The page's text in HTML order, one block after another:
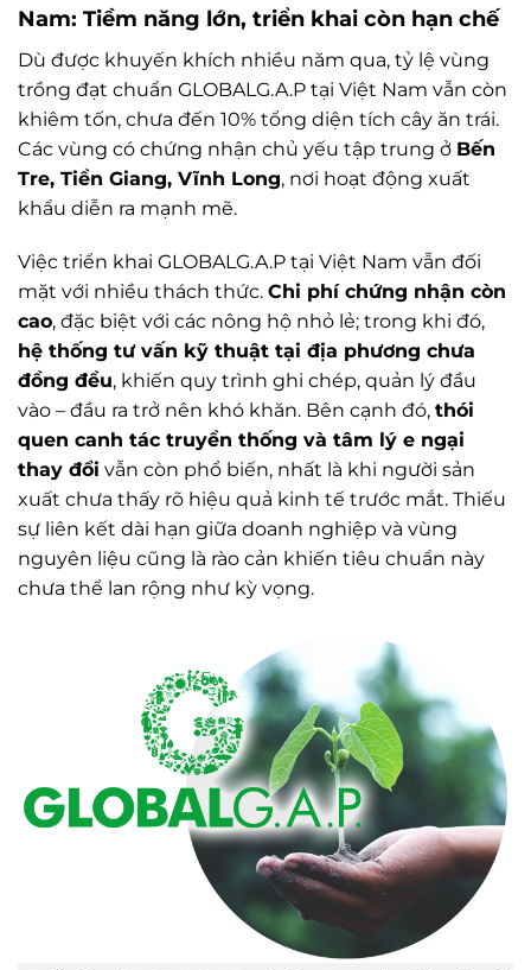
Nam: Tiềm năng lớn, triển khai còn hạn chế
Dù được khuyến khích nhiều năm qua, tỷ lệ vùng
trồng đạt chuẩn GLOBALG.A.P tại Việt Nam vẫn còn
khiêm tốn, chưa đến 10% tổng diện tích cây ăn trái.
Các vùng có chứng nhận chủ yếu tập trung ở Bến
Tre, Tiền Giang, Vĩnh Long, nơi hoạt động xuất
khẩu diễn ra mạnh mẽ.
Việc triển khai GLOBALG.A.P tại Việt Nam vẫn đối
mặt với nhiều thách thức. Chi phí chứng nhận còn
cao, đặc biệt với các nông hộ nhỏ lẻ; trong khi đó,
hệ thống tư vấn kỹ thuật tại địa phương chưa
đồng đều, khiến quy trình ghi chép, quản lý đầu
vào – đầu ra trở nên khó khăn. Bên cạnh đó, thói
quen canh tác truyền thống và tâm lý e ngại
thay đổi vẫn còn phổ biến, nhất là khi người sản
xuất chưa thấy rõ hiệu quả kinh tế trước mắt. Thiếu
sự liên kết dài hạn giữa doanh nghiệp và vùng
nguyên liệu cũng là rào cản khiến tiêu chuẩn này
chưa thể lan rộng như kỳ vọng.